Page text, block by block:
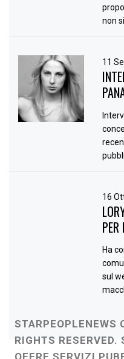
non
11
16
PER
Ha
sul
STARPEOPLENEWS
RIGHTS RESERVED.